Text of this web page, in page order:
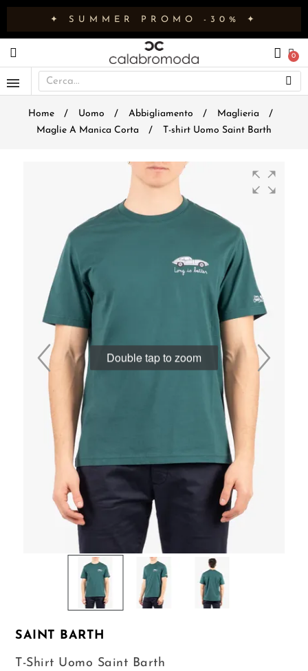
✦ SUMMER PROMO -30% ✦
Home Uomo Abbigliamento
Maglieria
Maglie A Manica Corta
T-shirt Uomo Saint Barth
Double tap to zoom
SAINT BARTH
T-Shirt Uomo Saint Barth